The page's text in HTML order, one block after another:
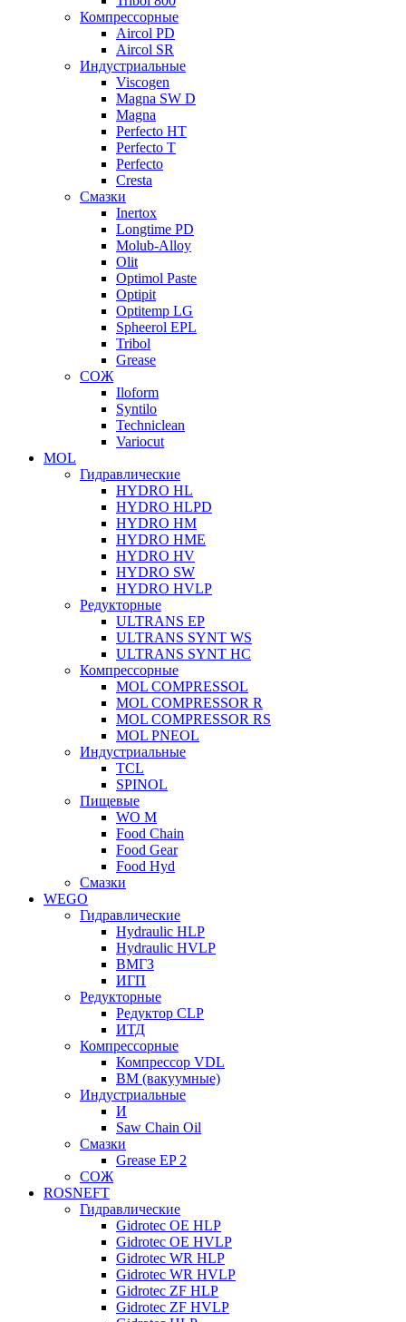
Компрессорные
Aircol PD
Aircol SR
Индустриальные
Viscogen
Magna SW D
Magna
Perfecto HT
Perfecto T
Perfecto
Cresta
Смазки
Inertox
Longtime PD
Molub-Alloy
Olit
Optimol Paste
Optipit
Optitemp LG
Spheerol EPL
Tribol
Grease
СОЖ
Iloform
Syntilo
Techniclean
Variocut
MOL
Гидравлические
HYDRO HL
HYDRO HLPD
HYDRO HM
HYDRO HME
HYDRO HV
HYDRO SW
HYDRO HVLP
Редукторные
ULTRANS EP
ULTRANS SYNT WS
ULTRANS SYNT HC
Компрессорные
MOL COMPRESSOL
MOL COMPRESSOR R
MOL COMPRESSOR RS
MOL PNEOL
Индустриальные
TCL
SPINOL
Пищевые
WO M
Food Chain
Food Gear
Food Hyd
Смазки
WEGO
Гидравлические
Hydraulic HLP
Hydraulic HVLP
ВМГЗ
ИГП
Редукторные
Редуктор CLP
ИТД
Компрессорные
Компрессор VDL
ВМ (вакуумные)
Индустриальные
И
Saw Chain Oil
Смазки
Grease EP 2
СОЖ
ROSNEFT
Гидравлические
Gidrotec OE HLP
Gidrotec OE HVLP
Gidrotec WR HLP
Gidrotec WR HVLP
Gidrotec ZF HLP
Gidrotec ZF HVLP